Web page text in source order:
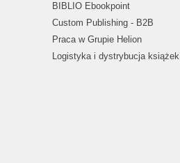
BIBLIO Ebookpoint
Custom Publishing - B2B
Praca w Grupie Helion
Logistyka i dystrybucja książek